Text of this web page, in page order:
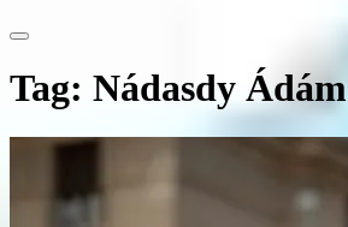
Tag: Nádasdy Ádám